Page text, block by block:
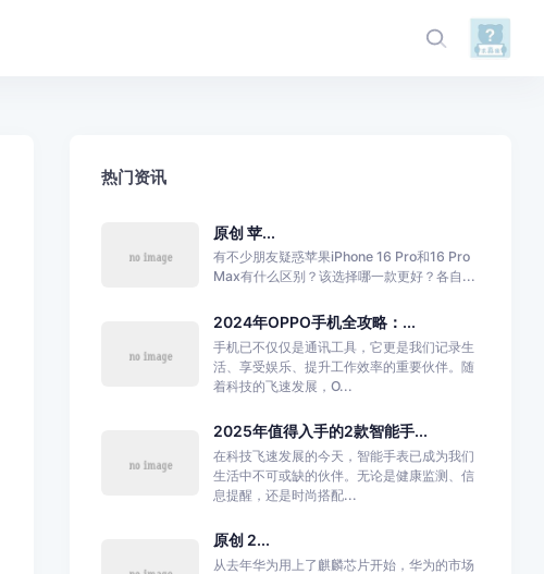
热门资讯
原创 苹...
有不少朋友疑惑苹果iPhone 16 Pro和16 Pro
Max有什么区别？该选择哪一款更好？各自...
2024年OPPO手机全攻略：...
手机已不仅仅是通讯工具，它更是我们记录生
活、享受娱乐、提升工作效率的重要伙伴。随
着科技的飞速发展，O...
2025年值得入手的2款智能手...
在科技飞速发展的今天，智能手表已成为我们
生活中不可或缺的伙伴。无论是健康监测、信
息提醒，还是时尚搭配...
原创 2...
从去年华为用上了麒麟芯片开始，华为的市场